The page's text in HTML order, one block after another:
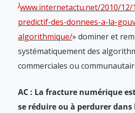
www.internetactu.net/2010/
predictif-des-donnees-a-la-
algorithmique/» dominer et
systématiquement des
commerciales ou
AC : La fracture numérique
se réduire ou à perdurer dans